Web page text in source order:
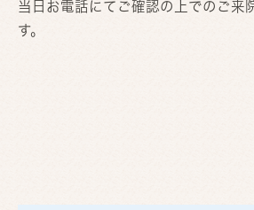
当日お電話にてご確認の上でのご来
す。